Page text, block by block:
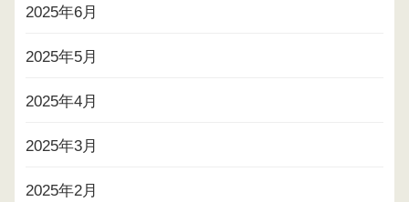
2025年6月
2025年5月
2025年4月
2025年3月
2025年2月